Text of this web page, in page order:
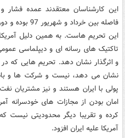
این کارشناسان معتقدند عمده فشار
فاصله بین
این تحریم هاست. به همین دلیل
تاکتیک های رسانه ای و دیپلماسی
و اثرگذار نشان دهد. تحریم هایی که
نشان می دهد، نیست و شرکت ها و
پولی با ایران هستند و نیز مشتریان
امان بودن از مجازات های خودسرانه
کرده و تقریبا دیگر محدودیتی نیست
آمریکا علیه ایران افزود.